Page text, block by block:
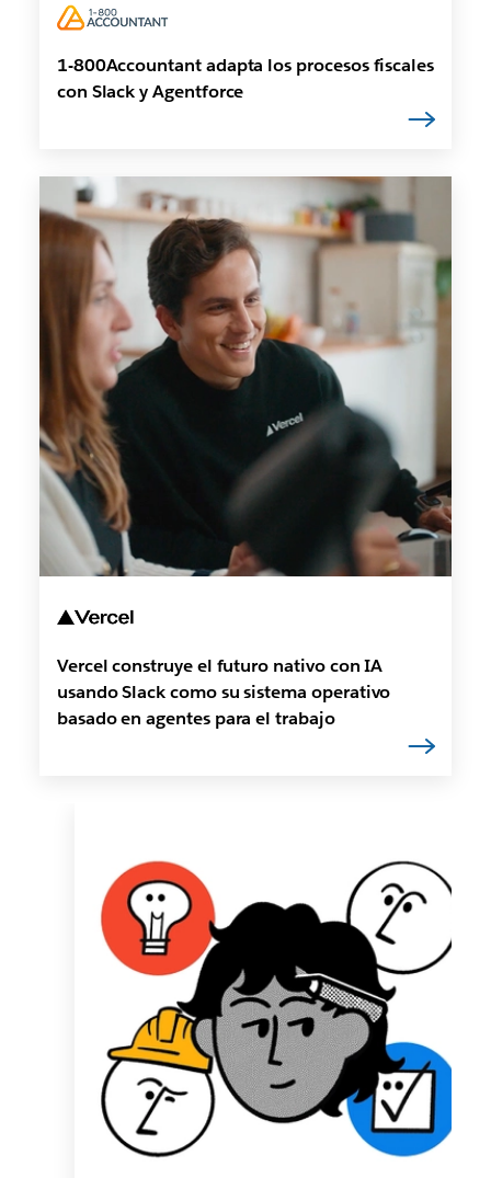
1-800Accountant adapta los procesos fiscales
con Slack y Agentforce
Vercel construye el futuro nativo con IA
usando Slack como su sistema operativo
basado en agentes para el trabajo